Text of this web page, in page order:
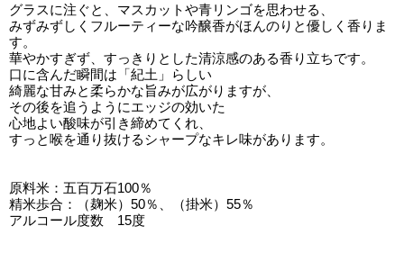
グラスに注ぐと、マスカットや青リンゴを思わせる、
みずみずしくフルーティーな吟醸香がほんのりと優しく香りま
す。
華やかすぎず、すっきりとした清涼感のある香り立ちです。
口に含んだ瞬間は「紀土」らしい
綺麗な甘みと柔らかな旨みが広がりますが、
その後を追うようにエッジの効いた
心地よい酸味が引き締めてくれ、
すっと喉を通り抜けるシャープなキレ味があります。
原料米：五百万石100％
精米歩合：（麹米）50％、（掛米）55％
アルコール度数 15度